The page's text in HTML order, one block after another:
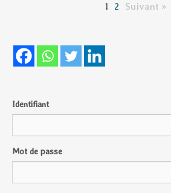
1 2 Suivant »
Identifiant
Mot de passe